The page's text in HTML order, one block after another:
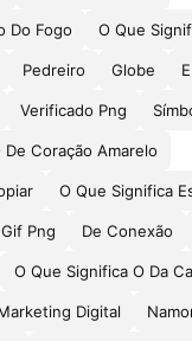
Do Fogo O Que
Pedreiro Globe
Verificado Png
Coração Amarelo
O Que Significa
Gif Png De Conexão
O Que Significa O Da
Digital